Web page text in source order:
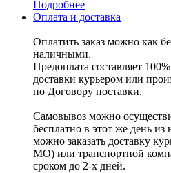
Подробнее
Оплата и доставка
Оплатить заказ можно как
наличными.
Предоплата составляет
доставки курьером или
по Договору поставки.
Самовывоз можно
бесплатно в этот же день
можно заказать доставку
МО) или транспортной
сроком до 2-х дней.